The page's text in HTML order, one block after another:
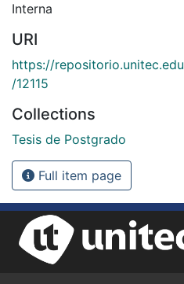
Interna
URI
https://
/12115
Collections
Tesis de Postgrado
Full item page